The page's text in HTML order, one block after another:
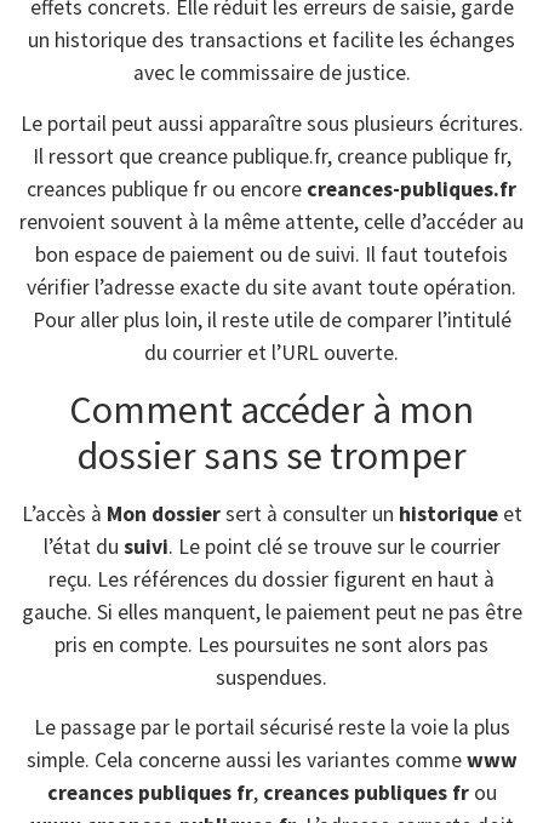
effets concrets. Elle réduit les erreurs de saisie, garde
un historique des transactions et facilite les échanges
avec le commissaire de justice.
Le portail peut aussi apparaître sous plusieurs écritures.
Il ressort que creance publique.fr, creance publique fr,
creances publique fr ou encore creances-publiques.fr
renvoient souvent à la même attente, celle d’accéder au
bon espace de paiement ou de suivi. Il faut toutefois
vérifier l’adresse exacte du site avant toute opération.
Pour aller plus loin, il reste utile de comparer l’intitulé
du courrier et l’URL ouverte.
Comment accéder à mon
dossier sans se tromper
L’accès à Mon dossiersert à consulter un historiqueet
l’état du suivi. Le point clé se trouve sur le courrier
reçu. Les références du dossier figurent en haut à
gauche. Si elles manquent, le paiement peut ne pas être
pris en compte. Les poursuites ne sont alors pas
suspendues.
Le passage par le portail sécurisé reste la voie la plus
simple. Cela concerne aussi les variantes commewww
creances publiques fr, creances publiques frou